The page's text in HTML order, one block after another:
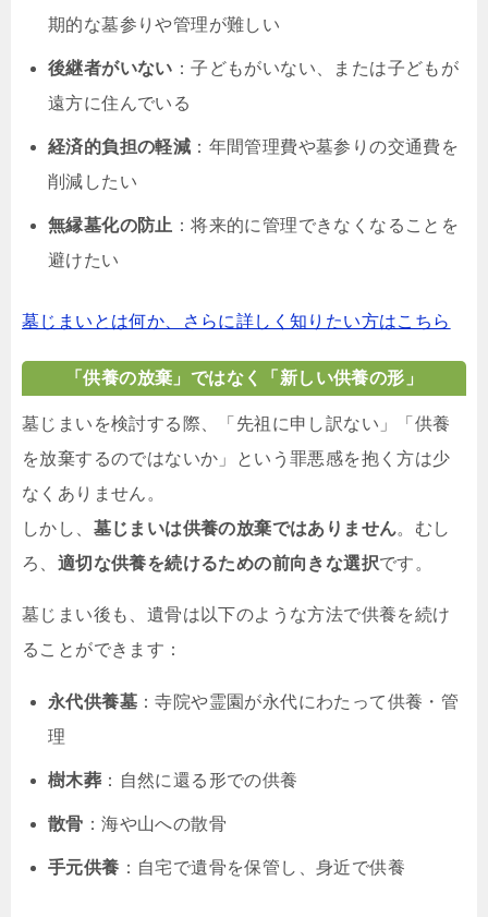
期的な墓参りや管理が難しい
後継者がいない ：子どもがいない、または子どもが
遠方に住んでいる
経済的負担の軽減 ：年間管理費や墓参りの交通費を
削減したい
無縁墓化の防止 ：将来的に管理できなくなることを
避けたい
墓じまいとは何か、さらに詳しく知りたい方はこちら
「供養の放棄」ではなく「新しい供養の形」
墓じまいを検討する際、「先祖に申し訳ない」「供養
を放棄するのではないか」という罪悪感を抱く方は少
なくありません。
しかし、 墓じまいは供養の放棄ではありません。むし
ろ、 適切な供養を続けるための前向きな選択です。
墓じまい後も、遺骨は以下のような方法で供養を続け
ることができます：
永代供養墓 ：寺院や霊園が永代にわたって供養・管
理
樹木葬 ：自然に還る形での供養
散骨 ：海や山への散骨
手元供養 ：自宅で遺骨を保管し、身近で供養